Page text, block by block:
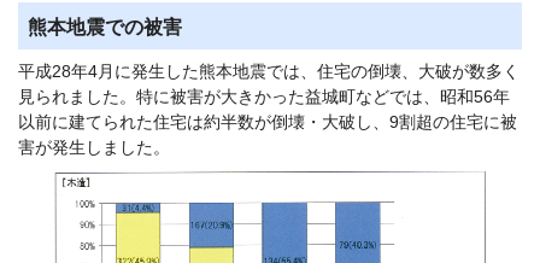
熊本地震での被害
平成28年4月に発生した熊本地震では、住宅の倒壊、大破が数多く
見られました。特に被害が大きかった益城町などでは、昭和56年
以前に建てられた住宅は約半数が倒壊・大破し、9割超の住宅に被
害が発生しました。